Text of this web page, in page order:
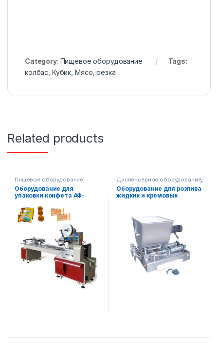
Category: Пищевое оборудование
Tags:
колбас Кубик Мясо ,резка
Related products
Пищевое оборудование,
Упаковочное оборудование
Горизонтальная упаковка
Оборудование для
упаковки конфета АФ-
Диспенсерное оборудование,
Пищевое оборудование
Упаковочное оборудование
Оборудование для розлива
жидких и кремовых